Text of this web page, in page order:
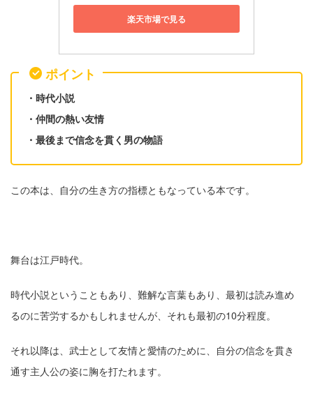
楽天市場で見る
ポイント
・時代小説
・仲間の熱い友情
・最後まで信念を貫く男の物語
この本は、自分の生き方の指標ともなっている本です。
舞台は江戸時代。
時代小説ということもあり、難解な言葉もあり、最初は読み進め
るのに苦労するかもしれませんが、それも最初の10分程度。
それ以降は、武士として友情と愛情のために、自分の信念を貫き
通す主人公の姿に胸を打たれます。